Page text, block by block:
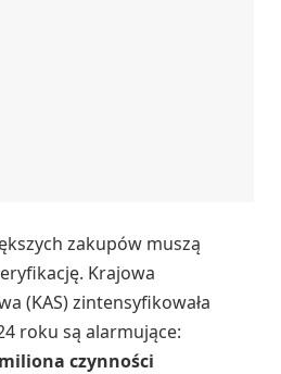
zakupów muszą
Krajowa
(KAS) zintensyfikowała
roku są alarmujące:
czynności